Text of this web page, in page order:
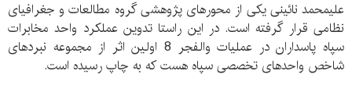
علیمحمد نائینی یکی از محورهای پژوهشی گروه مطالعات و جغرافیای
نظامی قرار گرفته است. در این راستا تدوین عملکرد واحد مخابرات
سپاه پاسداران در عملیات والفجر 8 اولین اثر از مجموعه نبردهای
شاخص واحدهای تخصصی سپاه هست که به چاپ رسیده است.